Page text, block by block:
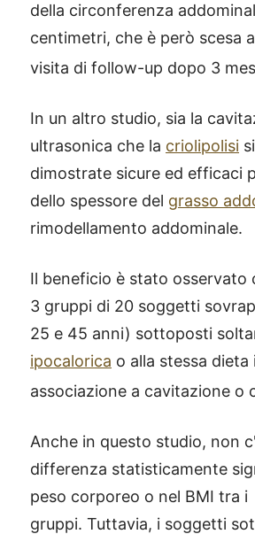
della circonferenza
centimetri, che è però scesa
visita di follow-up dopo 3
In un altro studio, sia la
ultrasonica che la criolipolisi
dimostrate sicure ed efficaci
dello spessore del grasso
rimodellamento addominale.
Il beneficio è stato
3 gruppi di 20 soggetti
25 e 45 anni) sottoposti
ipocalorica o alla stessa dieta
associazione a cavitazione o
Anche in questo studio, non
differenza statisticamente
peso corporeo o nel BMI tra i
gruppi. Tuttavia, i soggetti